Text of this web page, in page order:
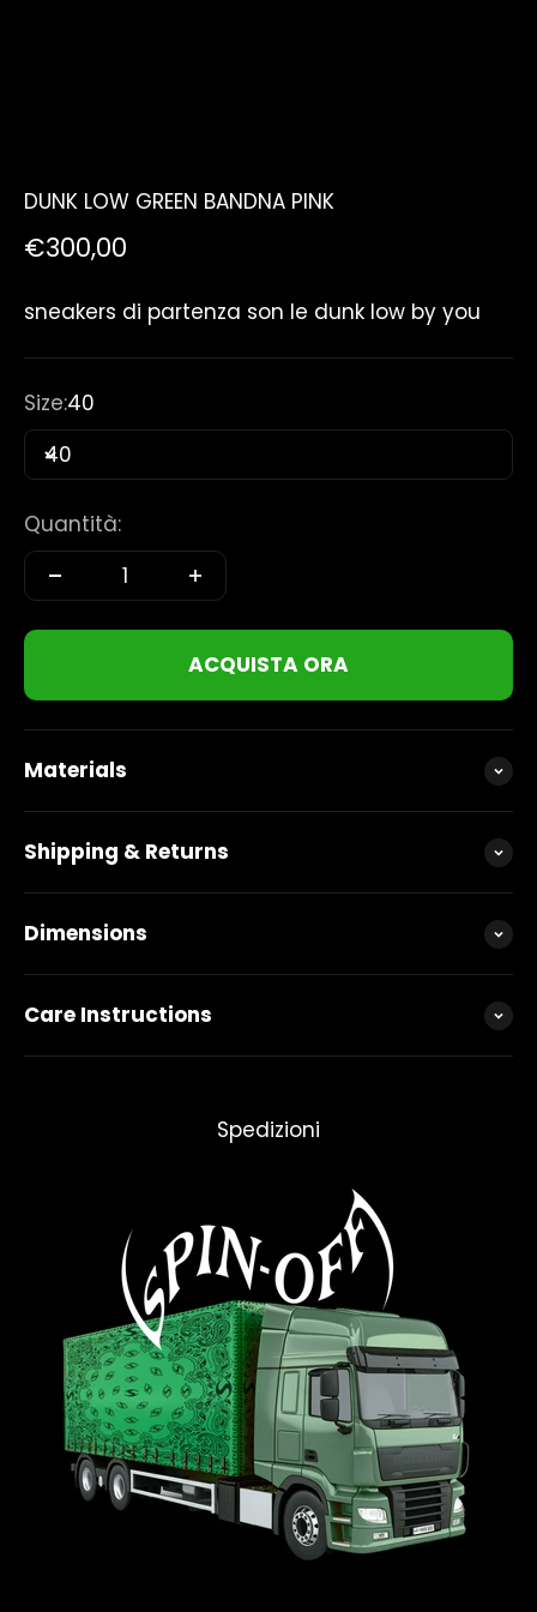
DUNK LOW GREEN BANDNA PINK
Prezzo scontato
€300,00
sneakers di partenza son le dunk low by you
Size:40
40
Quantità:
ACQUISTA ORA
Materials
Shipping & Returns
Dimensions
Care Instructions
Spedizioni